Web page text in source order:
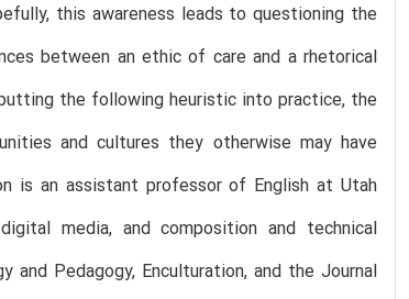
this awareness leads to questioning the
between an ethic of care and a rhetorical
the following heuristic into practice, the
and cultures they otherwise may have
is an assistant professor of English at Utah
media, and composition and technical
and Pedagogy, Enculturation, and the Journal